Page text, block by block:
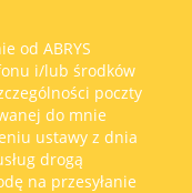
od ABRYS
i/lub środków
poczty
do mnie
ustawy z dnia
drogą
na przesyłanie